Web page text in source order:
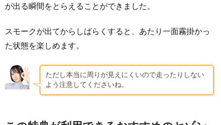
が出る瞬間をとらえることができました。
スモークが出てからしばらくすると、あたり一面霧掛かっ
た状態を楽しめます。
ただし本当に周りが見えにくいので走ったりしない
よう注意してくださいね。